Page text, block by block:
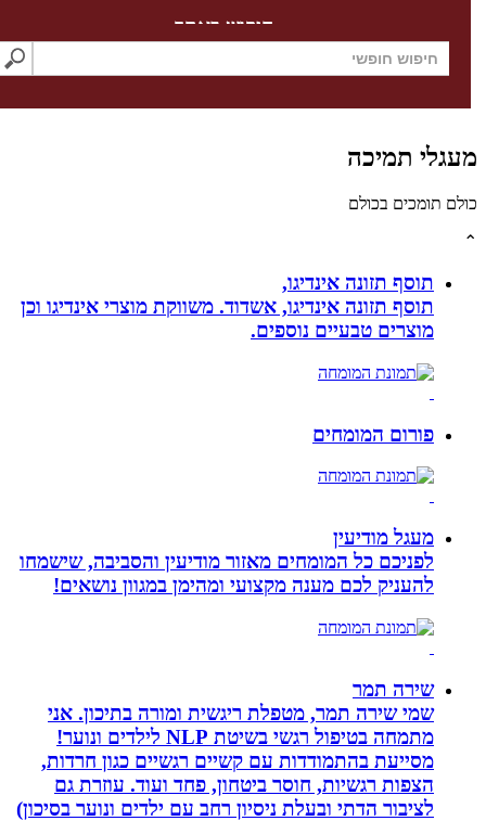
חיפוש באתר
תמיכה
בכולם
תוסף תזונה אינדיגו,
תוסף תזונה אינדיגו, אשדוד. משווקת מוצרי אינדיגו וכן
מוצרים טבעיים נוספים.
פורום המומחים
מעגל מודיעין
לפניכם כל המומחים מאזור מודיעין והסביבה, שישמחו
להעניק לכם מענה מקצועי ומהימן במגוון נושאים!
שירה תמר
שמי שירה תמר, מטפלת ריגשית ומורה בתיכון. אני
מתמחה בטיפול רגשי בשיטת NLP לילדים ונוער!
מסייעת בהתמודדות עם קשיים רגשיים כגון חרדות,
הצפות רגשיות, חוסר ביטחון, פחד ועוד. עוזרת גם
לציבור הדתי ובעלת ניסיון רחב עם ילדים ונוער בסיכון)